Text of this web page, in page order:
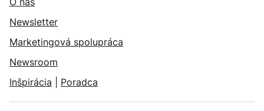
Newsletter
Marketingová spolupráca
Newsroom
Inšpirácia
Poradca